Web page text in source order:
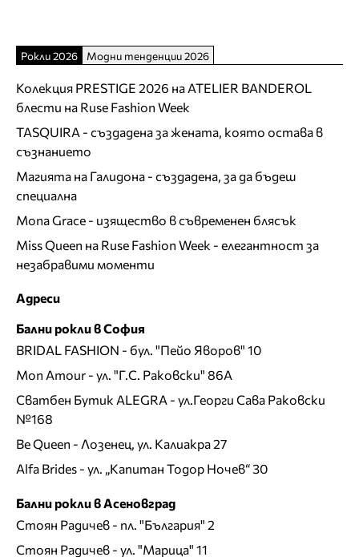
Рокли 2026 Модни тенденции 2026
Колекция PRESTIGE 2026 на ATELIER BANDEROL
блести на Ruse Fashion Week
TASQUIRA - създадена за жената, която остава в
съзнанието
Магията на Галидона - създадена, за да бъдеш
специална
Mona Grace - изящество в съвременен блясък
Miss Queen на Ruse Fashion Week - елегантност за
незабравими моменти
Адреси
Бални рокли в София
BRIDAL FASHION - бул. "Пейо Яворов" 10
Mon Amour - ул. "Г.С. Раковски" 86А
Сватбен Бутик ALEGRA - ул.Георги Сава Раковски
№168
Be Queen - Лозенец, ул. Калиакра 27
Alfa Brides - ул. „Капитан Тодор Ночев“ 30
Бални рокли в Асеновград
Стоян Радичев - пл. "България" 2
Стоян Радичев - ул. "Марица" 11